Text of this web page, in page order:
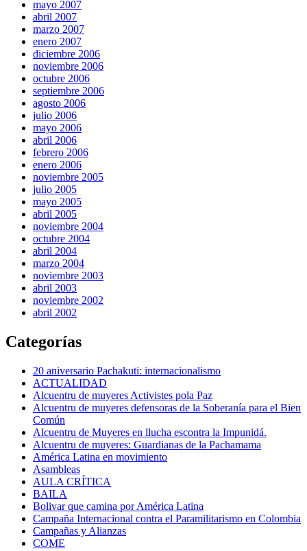
mayo 2007
abril 2007
marzo 2007
enero 2007
diciembre 2006
noviembre 2006
octubre 2006
septiembre 2006
agosto 2006
julio 2006
mayo 2006
abril 2006
febrero 2006
enero 2006
noviembre 2005
julio 2005
mayo 2005
abril 2005
noviembre 2004
octubre 2004
abril 2004
marzo 2004
noviembre 2003
abril 2003
noviembre 2002
abril 2002
Categorías
20 aniversario Pachakuti: internacionalismo
ACTUALIDAD
Alcuentru de muyeres Activistes pola Paz
Alcuentru de muyeres defensoras de la Soberanía para el Bien
Común
Alcuentru de Muyeres en llucha escontra la Impunidá.
Alcuentru de muyeres: Guardianas de la Pachamama
América Latina en movimiento
Asambleas
AULA CRÍTICA
BAILA
Bolivar que camina por América Latina
Campaña Internacional contra el Paramilitarismo en Colombia
Campañas y Alianzas
COME